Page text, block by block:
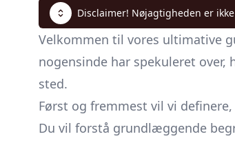
Disclaimer! Nøjagtigheden er
Velkommen til vores ultimative
nogensinde har spekuleret
sted.
Først og fremmest vil vi
Du vil forstå grundlæggende